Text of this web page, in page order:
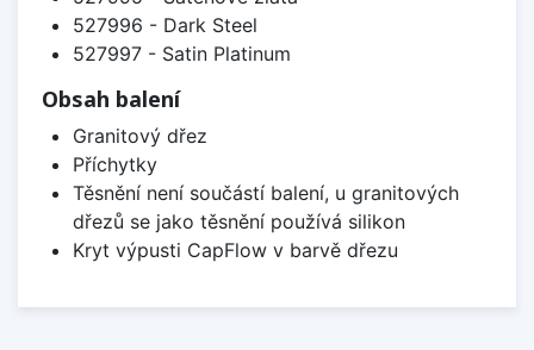
527996 - Dark Steel
527997 - Satin Platinum
Obsah balení
Granitový dřez
Příchytky
Těsnění není součástí balení, u granitových
dřezů se jako těsnění používá silikon
Kryt výpusti CapFlow v barvě dřezu